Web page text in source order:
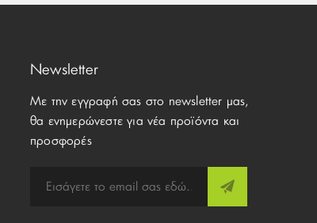
Newsletter
Με την εγγραφή σας στο newsletter μας,
θα ενημερώνεστε για νέα προϊόντα και
προσφορές